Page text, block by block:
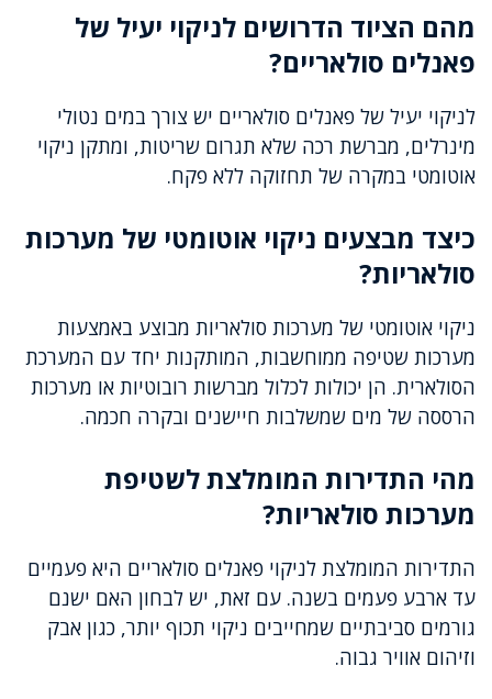
מהם הציוד הדרושים לניקוי יעיל של
פאנלים סולאריים?
לניקוי יעיל של פאנלים סולאריים יש צורך במים נטולי
מינרלים, מברשת רכה שלא תגרום שריטות, ומתקן ניקוי
אוטומטי במקרה של תחזוקה ללא פקח.
כיצד מבצעים ניקוי אוטומטי של מערכות
סולאריות?
ניקוי אוטומטי של מערכות סולאריות מבוצע באמצעות
מערכות שטיפה ממוחשבות, המותקנות יחד עם המערכת
הסולארית. הן יכולות לכלול מברשות רובוטיות או מערכות
הרססה של מים שמשלבות חיישנים ובקרה חכמה.
מהי התדירות המומלצת לשטיפת
מערכות סולאריות?
התדירות המומלצת לניקוי פאנלים סולאריים היא פעמיים
עד ארבע פעמים בשנה. עם זאת, יש לבחון האם ישנם
גורמים סביבתיים שמחייבים ניקוי תכוף יותר, כגון אבק
וזיהום אוויר גבוה.